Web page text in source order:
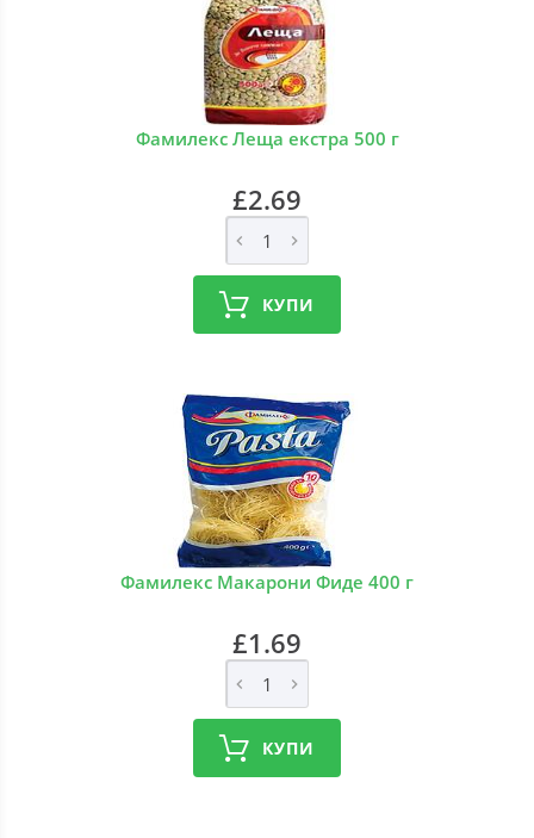
Фамилекс Леща екстра 500 г
£2.69
КУПИ
Фамилекс Макарони Фиде 400 г
£1.69
КУПИ